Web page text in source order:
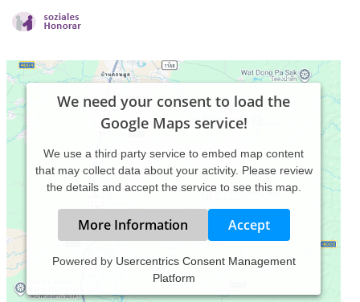
We need your consent to load the
Google Maps service!
We use a third party service to embed map content
that may collect data about your activity. Please review
the details and accept the service to see this map.
More Information Accept
Powered by Usercentrics Consent Management
Platform
Wir bieten: